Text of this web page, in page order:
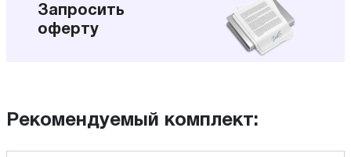
Запросить
оферту
Рекомендуемый комплект: